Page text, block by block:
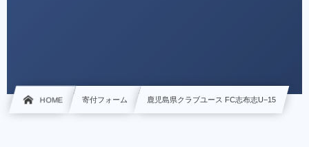
HOME 寄付フォーム 鹿児島県クラブユース FC志布志U−15